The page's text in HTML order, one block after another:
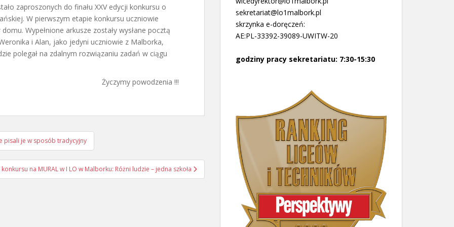
zaproszonych do finału XXV edycji konkursu o
W pierwszym etapie konkursu uczniowie
Wypełnione arkusze zostały wysłane pocztą
i Alan, jako jedyni uczniowie z Malborka,
polegał na zdalnym rozwiązaniu zadań w ciągu
Życzymy powodzenia !!!
pisali je w sposób tradycyjny
na MURAL w I LO w Malborku: Różni ludzie – jedna szkoła
sekretariat@lo1malbork.pl
skrzynka e-doręczeń:
AE:PL-33392-39089-UWITW-20
godziny pracy sekretariatu: 7:30-15:30